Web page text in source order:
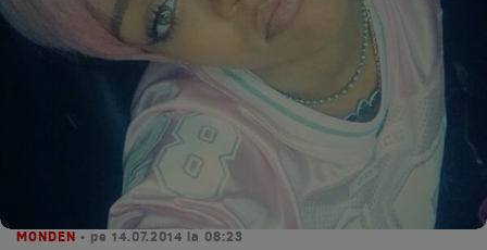
MONDEN • pe 14.07.2014 la 08:23